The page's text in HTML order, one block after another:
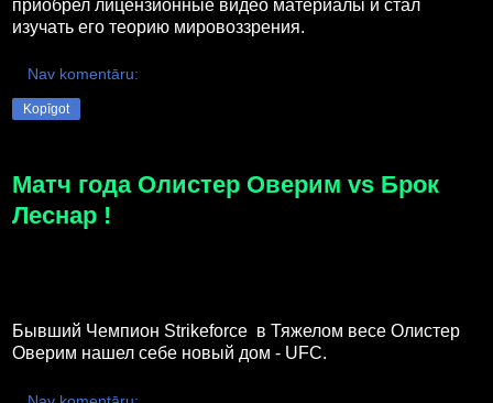
приобрел лицензионные видео материалы и стал
изучать его теорию мировоззрения.
Nav komentāru:
Kopīgot
Матч года Олистер Оверим vs Брок
Леснар !
Бывший Чемпион Strikeforce в Тяжелом весе Олистер
Оверим нашел себе новый дом - UFC.